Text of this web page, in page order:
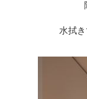
水拭